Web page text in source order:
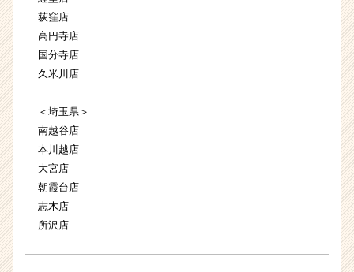
荻窪店
高円寺店
国分寺店
久米川店
＜埼玉県＞
南越谷店
本川越店
大宮店
朝霞台店
志木店
所沢店